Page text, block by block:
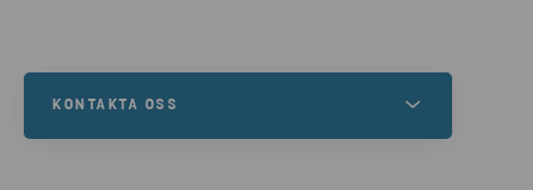
1 säckhållare
KONTAKTA OSS